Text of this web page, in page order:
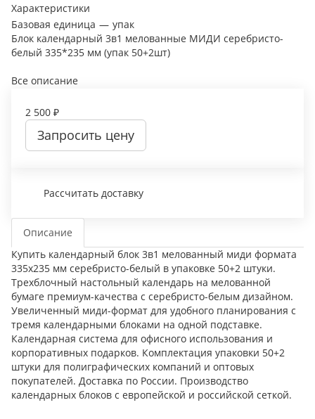
Характеристики
Базовая единица — упак
Блок календарный 3в1 мелованные МИДИ серебристо-
белый 335*235 мм (упак 50+2шт)
Все описание
2 500 ₽
Запросить цену
Рассчитать доставку
Описание
Купить календарный блок 3в1 мелованный миди формата
335x235 мм серебристо-белый в упаковке 50+2 штуки.
Трехблочный настольный календарь на мелованной
бумаге премиум-качества с серебристо-белым дизайном.
Увеличенный миди-формат для удобного планирования с
тремя календарными блоками на одной подставке.
Календарная система для офисного использования и
корпоративных подарков. Комплектация упаковки 50+2
штуки для полиграфических компаний и оптовых
покупателей. Доставка по России. Производство
календарных блоков с европейской и российской сеткой.